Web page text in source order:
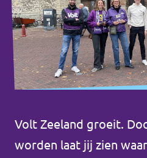
Nieuws
Agenda
Documenten Volt
Volt Zeeland groeit.
worden laat jij zien